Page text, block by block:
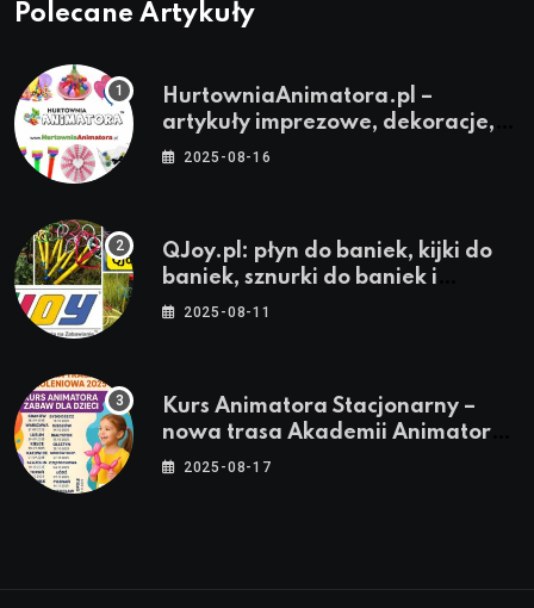
Polecane Artykuły
HurtowniaAnimatora.pl –
artykuły imprezowe, dekoracje,
stroje i akcesoria dla animatorów
2025-08-16
QJoy.pl: płyn do baniek, kijki do
baniek, sznurki do baniek i
zestawy do baniek
2025-08-11
Kurs Animatora Stacjonarny –
nowa trasa Akademii Animatora
– jesień 2025
2025-08-17